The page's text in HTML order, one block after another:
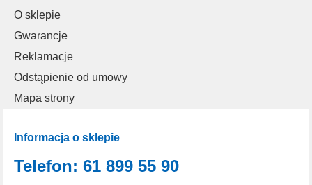
O sklepie
Gwarancje
Reklamacje
Odstąpienie od umowy
Mapa strony
Informacja o sklepie
Telefon: 61 899 55 90